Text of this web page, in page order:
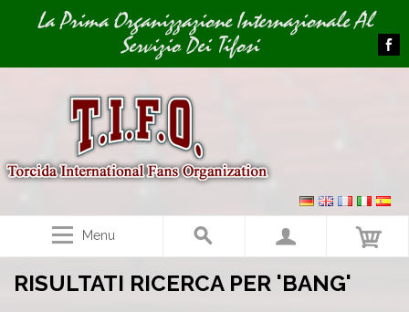
Image 01La Prima Organizzazione Internazionale Al
Servizio Dei Tifosi
Menu
RISULTATI RICERCA PER 'BANG'